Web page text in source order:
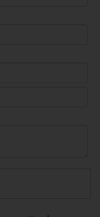
D. Lgs. 196/03, Codice in